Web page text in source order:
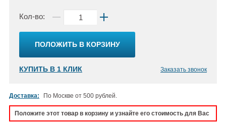
Кол-во:
ПОЛОЖИТЬ В КОРЗИНУ
КУПИТЬ В 1 КЛИК Заказать звонок
Доставка: По Москве от 500 рублей.
Положите этот товар в корзину и узнайте его стоимость для Вас